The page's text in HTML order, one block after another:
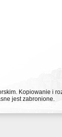
Kopiowanie i
jest zabronione.